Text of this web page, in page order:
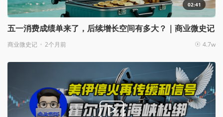
02:41
五一消费成绩单来了，后续增长空间有多大？｜商业微史记
商业微史记 2个月前 4.7w